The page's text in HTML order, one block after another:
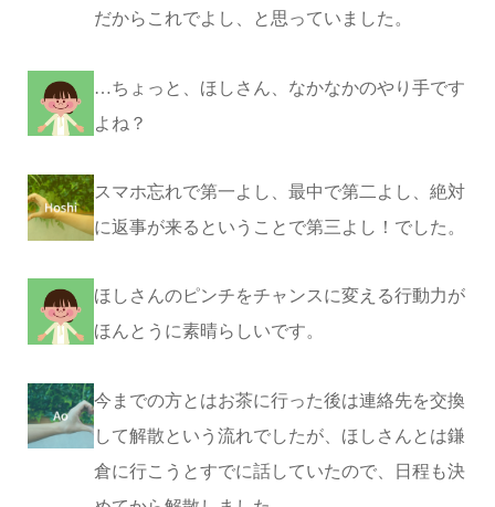
だからこれでよし、と思っていました。
…ちょっと、ほしさん、なかなかのやり手です
よね？
スマホ忘れで第一よし、最中で第二よし、絶対
に返事が来るということで第三よし！でした。
ほしさんのピンチをチャンスに変える行動力が
ほんとうに素晴らしいです。
今までの方とはお茶に行った後は連絡先を交換
して解散という流れでしたが、ほしさんとは鎌
倉に行こうとすでに話していたので、日程も決